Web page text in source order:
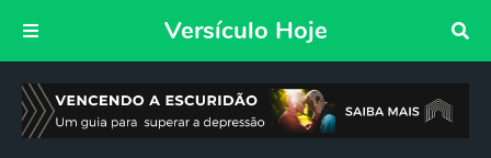
Versículo Hoje